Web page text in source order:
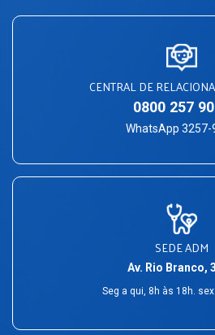
CENTRAL DE
0800 257
WhatsApp 3257-
SEDE ADM
Av. Rio Branco,
Seg a qui, 8h às 18h.